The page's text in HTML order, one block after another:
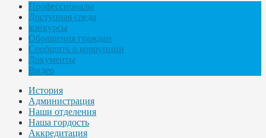
Профессионалы
Доступная среда
конкурсы
Обращения граждан
Сообщить о коррупции
Документы
Видео
История
Администрация
Наши отделения
Наша гордость
Аккредитация